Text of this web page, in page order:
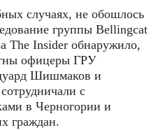
случаях, не обошлось
группы Bellingcat
The Insider обнаружило,
офицеры ГРУ
Шишмаков и
с
в Черногории и
граждан.